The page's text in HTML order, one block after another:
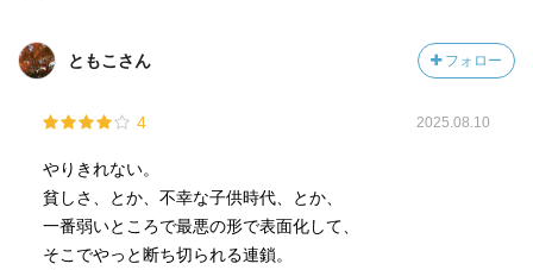
ともこさん フォロー
4 2025.08.10
やりきれない。
貧しさ、とか、不幸な子供時代、とか、
一番弱いところで最悪の形で表面化して、
そこでやっと断ち切られる連鎖。